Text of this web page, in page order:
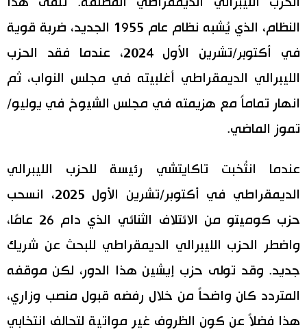
النظام، الذي يُشبه نظام عام 1955 الجديد، ضربة قوية
في أكتوبر/تشرين الأول 2024، عندما فقد الحزب
الليبرالي الديمقراطي أغلبيته في مجلس النواب، ثم
انهار تماماً مع هزيمته في مجلس الشيوخ في يوليو/
تموز الماضي.
عندما انتُخبت تاكايتشي رئيسة للحزب الليبرالي
الديمقراطي في أكتوبر/تشرين الأول 2025، انسحب
حزب كوميتو من الائتلاف الثنائي الذي دام 26 عامًا،
واضطر الحزب الليبرالي الديمقراطي للبحث عن شريك
جديد. وقد تولى حزب إيشين هذا الدور، لكن موقفه
المتردد كان واضحاً من خلال رفضه قبول منصب وزاري،
هذا فضلاً عن كون الظروف غير مواتية لتحالف انتخابي